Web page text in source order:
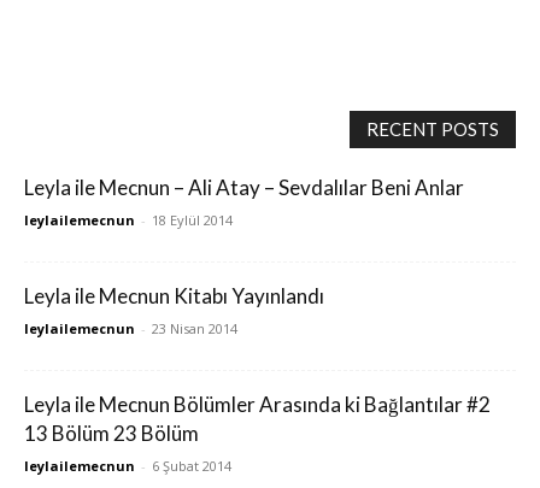
RECENT POSTS
Leyla ile Mecnun – Ali Atay – Sevdalılar Beni Anlar
leylailemecnun - 18 Eylül 2014
Leyla ile Mecnun Kitabı Yayınlandı
leylailemecnun - 23 Nisan 2014
Leyla ile Mecnun Bölümler Arasında ki Bağlantılar #2
13 Bölüm 23 Bölüm
leylailemecnun - 6 Şubat 2014